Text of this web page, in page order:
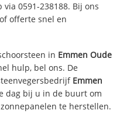
0591-238188. Bij ons
offerte snel en
in Emmen Oude
hulp, bel ons. De
Emmen
dag bij u in de buurt om
te herstellen.